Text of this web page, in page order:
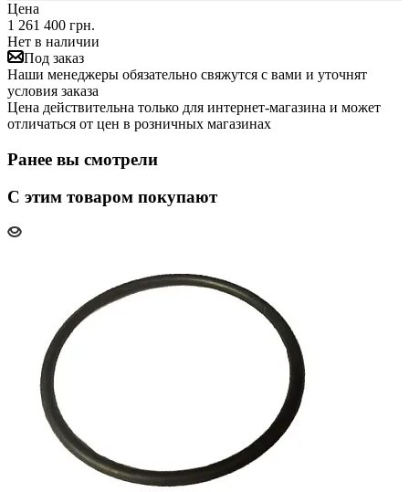
Цена
1 261 400 грн.
Нет в наличии
Под заказ
Наши менеджеры обязательно свяжутся с вами и уточнят
условия заказа
Цена действительна только для интернет-магазина и может
отличаться от цен в розничных магазинах
Ранее вы смотрели
С этим товаром покупают